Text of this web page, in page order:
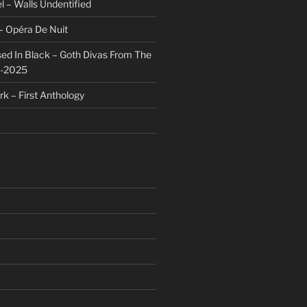
– Walls Undentified
Opéra De Nuit
In Black – Goth Divas From The
2025
– First Anthology